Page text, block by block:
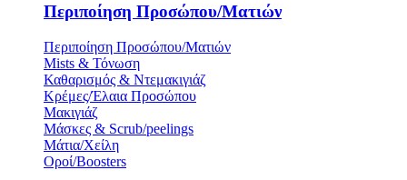
Περιποίηση Προσώπου/Ματιών
Περιποίηση Προσώπου/Ματιών
Mists & Τόνωση
Καθαρισμός & Ντεμακιγιάζ
Κρέμες/Έλαια Προσώπου
Μακιγιάζ
Μάσκες & Scrub/peelings
Μάτια/Χείλη
Οροί/Boosters